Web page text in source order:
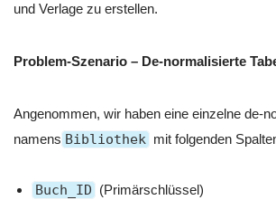
und Verlage zu erstellen.
Problem-Szenario – De-normalisierte
Angenommen, wir haben eine einzelne de-
namens Bibliothek mit folgenden
Buch_ID (Primärschlüssel)